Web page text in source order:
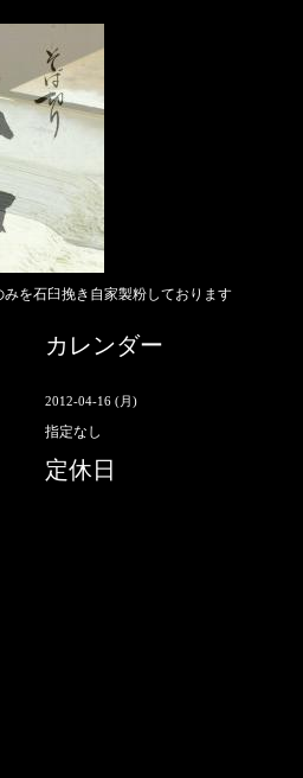
みを石臼挽き自家製粉しております
カレンダー
2012-04-16 (月)
指定なし
定休日